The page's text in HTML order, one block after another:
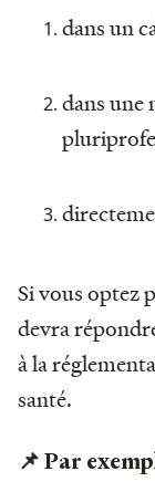
dans un
dans une
Si vous optez
devra
à la
santé.
📌 Par